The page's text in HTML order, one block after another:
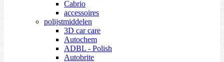
Cabrio
accessoires
polijstmiddelen
3D car care
Autochem
ADBL - Polish
Autobrite